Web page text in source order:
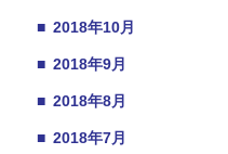
■ 2018年10月
■ 2018年9月
■ 2018年8月
■ 2018年7月